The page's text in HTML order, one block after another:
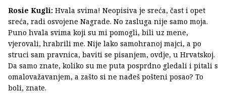
Rosie Kugli: Hvala svima! Neopisiva je sreća, čast i opet
sreća, radi osvojene Nagrade. No zasluga nije samo moja.
Puno hvala svima koji su mi pomogli, bili uz mene,
vjerovali, hrabrili me. Nije lako samohranoj majci, a po
struci sam pravnica, baviti se pisanjem, ovdje, u Hrvatskoj.
Da samo znate, koliko su me puta posprdno gledali i pitali s
omalovažavanjem, a zašto si ne nađeš pošteni posao? To
boli, znate.